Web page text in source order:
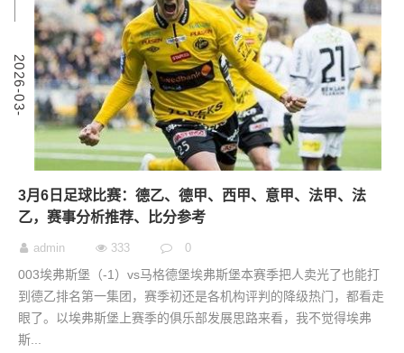
2
0
2
6
-
0
3
-
0
3月6日足球比赛：德乙、德甲、西甲、意甲、法甲、法
乙，赛事分析推荐、比分参考
admin 333 0
003埃弗斯堡（-1）vs马格德堡埃弗斯堡本赛季把人卖光了也能打
到德乙排名第一集团，赛季初还是各机构评判的降级热门，都看走
眼了。以埃弗斯堡上赛季的俱乐部发展思路来看，我不觉得埃弗
斯...